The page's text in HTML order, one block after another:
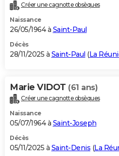
Créer une cagnotte obsèques
Naissance
26/05/1964 à Saint-Paul
Décès
28/11/2025 à Saint-Paul (La
Marie VIDOT (61 ans)
Créer une cagnotte obsèques
Naissance
05/07/1964 à Saint-Joseph
Décès
05/11/2025 à Saint-Denis (La